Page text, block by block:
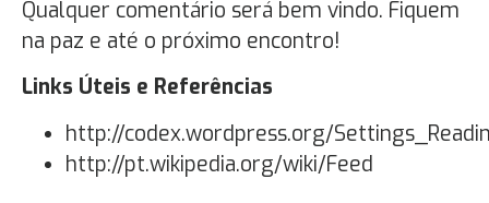
Qualquer comentário será bem vindo. Fiquem
na paz e até o próximo encontro!
Links Úteis e Referências
http://codex.wordpress.org/
http://pt.wikipedia.org/wiki/Feed